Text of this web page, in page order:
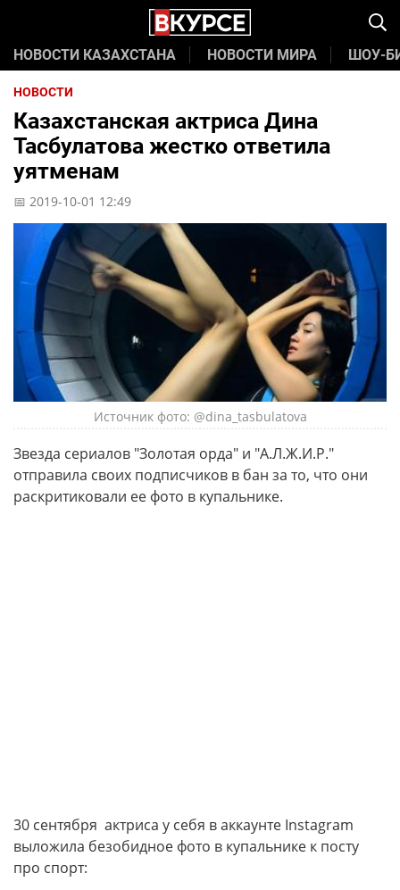
НОВОСТИ КАЗАХСТАНА НОВОСТИ МИРА ШОУ-
НОВОСТИ
Казахстанская актриса Дина
Тасбулатова жестко ответила
уятменам
📅 2019-10-01 12:49
Источник фото: @dina_tasbulatova
Звезда сериалов "Золотая орда" и "А.Л.Ж.И.Р."
отправила своих подписчиков в бан за то, что они
раскритиковали ее фото в купальнике.
30 сентября актриса у себя в аккаунте Instagram
выложила безобидное фото в купальнике к посту
про спорт: